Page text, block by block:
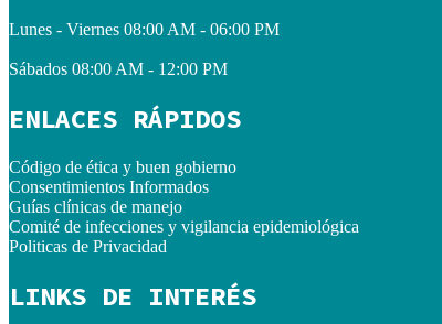
Lunes - Viernes 08:00 AM - 06:00 PM
Sábados 08:00 AM - 12:00 PM
ENLACES RÁPIDOS
Código de ética y buen gobierno
Consentimientos Informados
Guías clínicas de manejo
Comité de infecciones y vigilancia epidemiológica
Politicas de Privacidad
LINKS DE INTERÉS